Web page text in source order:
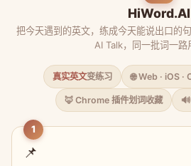
HiWord.AI
把今天遇到的英文，练成今天能说出口的
AI Talk，同一批词一路
真实英文变练习 🌐 Web · iOS
🦊 Chrome 插件划词收藏
1
📌